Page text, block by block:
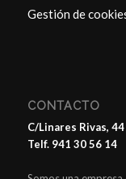
Gestión de
CONTACTO
C/Linares Rivas,
Telf. 941 30 56 14